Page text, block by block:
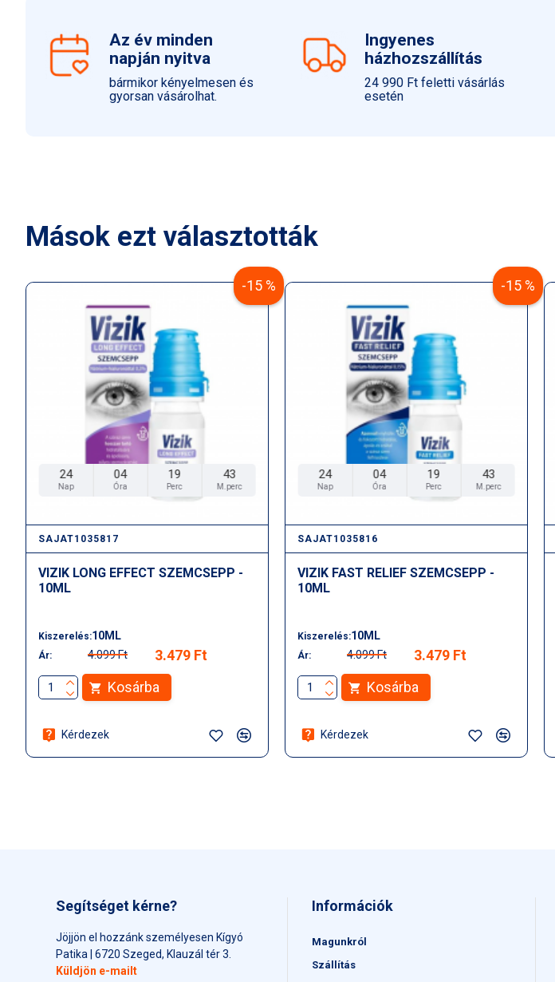
Az év minden
napján nyitva
bármikor kényelmesen és
gyorsan vásárolhat.
Ingyenes
házhozszállítás
24 990 Ft feletti vásárlás
esetén
Mások ezt választották
-15 %
24
Nap
04
Óra
19
Perc
42
M.perc
SAJAT1035817
VIZIK LONG EFFECT SZEMCSEPP -
10ML
Kiszerelés:10ML
Ár: 4.099 Ft
3.479 Ft
Kosárba
Kérdezek
-15 %
24
Nap
04
Óra
19
Perc
42
M.perc
SAJAT1035816
VIZIK FAST RELIEF SZEMCSEPP -
10ML
Kiszerelés:10ML
Ár: 4.099 Ft
3.479 Ft
Kosárba
Kérdezek
Segítséget kérne?
Jöjjön el hozzánk személyesen Kígyó
Patika | 6720 Szeged, Klauzál tér 3.
Küldjön e-mailt
Információk
Magunkról
Szállítás